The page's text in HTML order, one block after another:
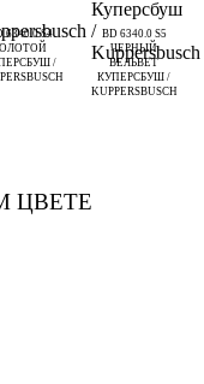
6340.0 S4
/
BD 6340.0 S5
ЧЕРНЫЙ
ВЕЛЬВЕТ
КУПЕРСБУШ /
KUPPERSBUSCH
ЦВЕТЕ